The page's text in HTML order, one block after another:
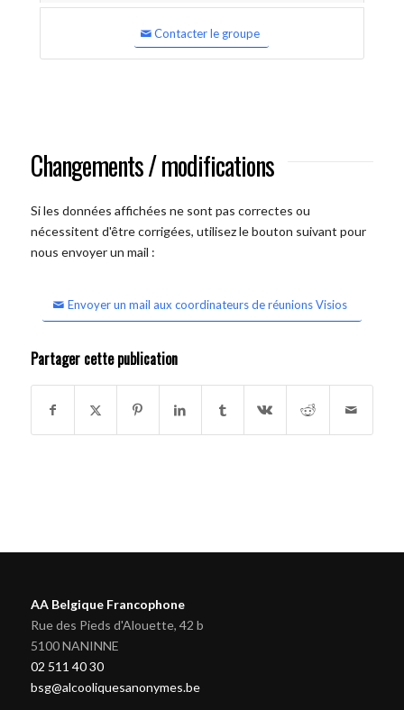
Contacter le groupe
Changements / modifications
Si les données affichées ne sont pas correctes ou
nécessitent d'être corrigées, utilisez le bouton suivant pour
nous envoyer un mail :
Envoyer un mail aux coordinateurs de réunions Visios
Partager cette publication
AA Belgique Francophone
Rue des Pieds d'Alouette, 42 b
5100 NANINNE
02 511 40 30
bsg@alcooliquesanonymes.be